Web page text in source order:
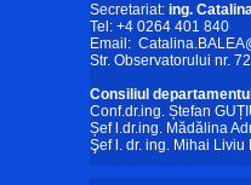
Secretariat: ing.
Tel: +4 0264 401 840
Email:
Str. Observatorului nr.
Consiliul
Conf.dr.ing. Ștefan
Șef l.dr.ing. Mădălina
Şef l. dr. ing. Mihai Liviu